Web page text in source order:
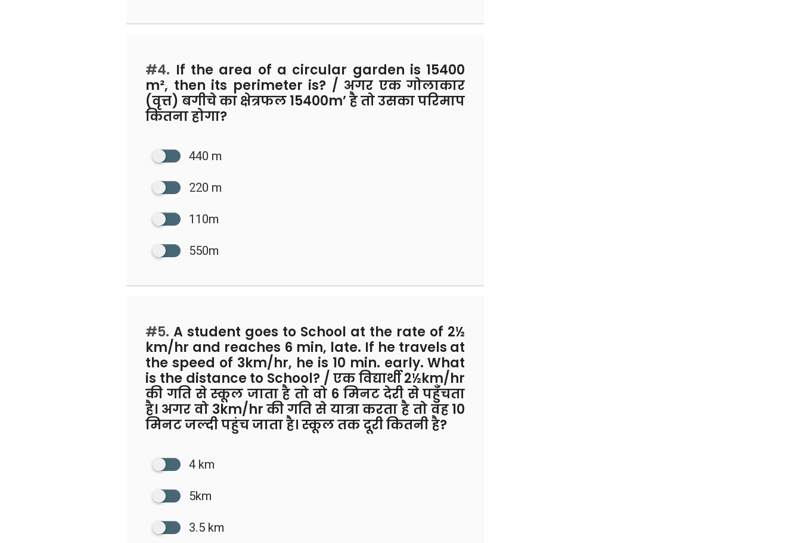
#4. If the area of a circular garden is 15400
m², then its perimeter is? / अगर एक गोलाकार
(वृत्त) बगीचे का क्षेत्रफल 15400m’ है तो उसका परिमाप
कितना होगा?
440 m
220 m
110m
550m
#5. A student goes to School at the rate of 2½
km/hr and reaches 6 min, late. If he travels at
the speed of 3km/hr, he is 10 min. early. What
is the distance to School? / एक विद्यार्थी 2½km/hr
की गति से स्कूल जाता है तो वो 6 मिनट देरी से पहुँचता
है। अगर वो 3km/hr की गति से यात्रा करता है तो वह 10
मिनट जल्दी पहुंच जाता है। स्कूल तक दूरी कितनी है?
4 km
5km
3.5 km